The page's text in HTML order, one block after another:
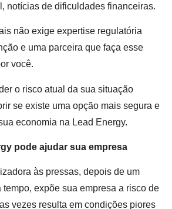
notícias de dificuldades financeiras.
não exige expertise regulatória
e uma parceira que faça esse
você.
o risco atual da sua situação
se existe uma opção mais segura e
economia na Lead Energy.
pode ajudar sua empresa
às pressas, depois de um
expõe sua empresa a risco de
vezes resulta em condições piores